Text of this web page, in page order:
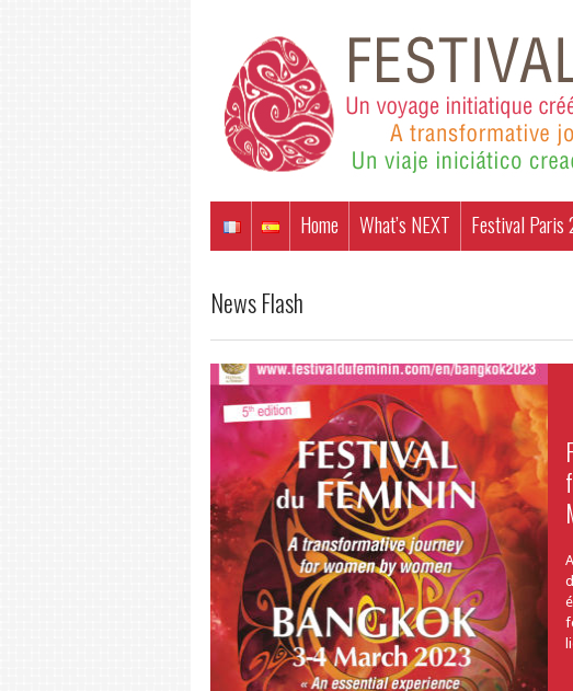
Home What’s NEXT Festival
News Flash